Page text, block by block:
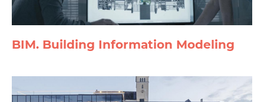
BIM. Building Information Modeling